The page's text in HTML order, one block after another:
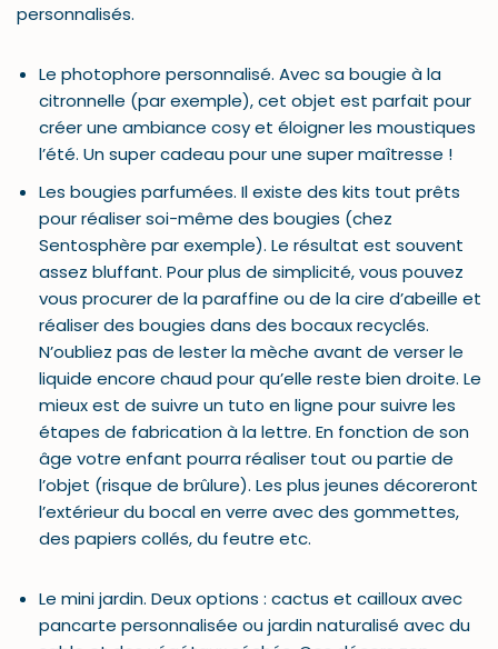
personnalisés.
Le photophore personnalisé. Avec sa bougie à la
citronnelle (par exemple), cet objet est parfait pour
créer une ambiance cosy et éloigner les moustiques
l’été. Un super cadeau pour une super maîtresse !
Les bougies parfumées. Il existe des kits tout prêts
pour réaliser soi-même des bougies (chez
Sentosphère par exemple). Le résultat est souvent
assez bluffant. Pour plus de simplicité, vous pouvez
vous procurer de la paraffine ou de la cire d’abeille et
réaliser des bougies dans des bocaux recyclés.
N’oubliez pas de lester la mèche avant de verser le
liquide encore chaud pour qu’elle reste bien droite. Le
mieux est de suivre un tuto en ligne pour suivre les
étapes de fabrication à la lettre. En fonction de son
âge votre enfant pourra réaliser tout ou partie de
l’objet (risque de brûlure). Les plus jeunes décoreront
l’extérieur du bocal en verre avec des gommettes,
des papiers collés, du feutre etc.
Le mini jardin. Deux options : cactus et cailloux avec
pancarte personnalisée ou jardin naturalisé avec du